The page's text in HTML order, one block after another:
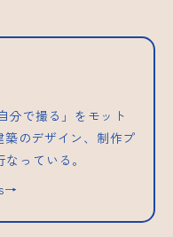
分で撮る」をモット
のデザイン、制作プ
っている。